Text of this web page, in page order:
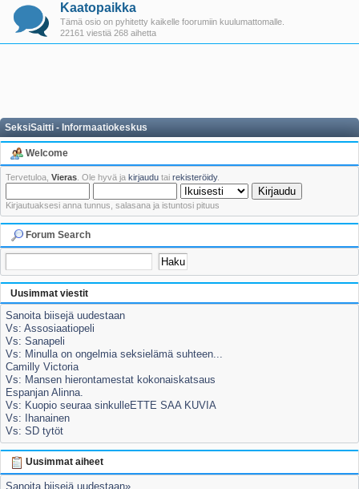
Kaatopaikka
Tämä osio on pyhitetty kaikelle foorumiin kuulumattomalle.
22161 viestiä 268 aihetta
SeksiSaitti - Informaatiokeskus
Welcome
Tervetuloa, Vieras . Ole hyvä ja kirjaudu tai rekisteröidy.
Kirjautuaksesi anna tunnus, salasana ja istuntosi pituus
Forum Search
Uusimmat viestit
Sanoita biisejä uudestaan
Vs: Assosiaatiopeli
Vs: Sanapeli
Vs: Minulla on ongelmia seksielämä suhteen...
Camilly Victoria
Vs: Mansen hierontamestat kokonaiskatsaus
Espanjan Alinna.
Vs: Kuopio seuraa sinkulleETTE SAA KUVIA
Vs: Ihanainen
Vs: SD tytöt
Uusimmat aiheet
Sanoita biisejä uudestaan»